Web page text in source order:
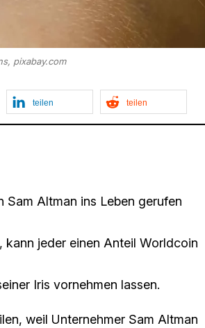
pixabay.com
teilen teilen
Altman ins Leben gerufen
jeder einen Anteil Worldcoin
Iris vornehmen lassen.
weil Unternehmer Sam Altman